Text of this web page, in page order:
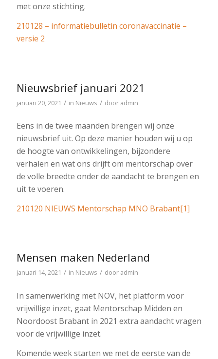
met onze stichting.
210128 – informatiebulletin coronavaccinatie –
versie 2
Nieuwsbrief januari 2021
januari 20, 2021 / in Nieuws / door admin
Eens in de twee maanden brengen wij onze
nieuwsbrief uit. Op deze manier houden wij u op
de hoogte van ontwikkelingen, bijzondere
verhalen en wat ons drijft om mentorschap over
de volle breedte onder de aandacht te brengen en
uit te voeren.
210120 NIEUWS Mentorschap MNO Brabant[1]
Mensen maken Nederland
januari 14, 2021 / in Nieuws / door admin
In samenwerking met NOV, het platform voor
vrijwillige inzet, gaat Mentorschap Midden en
Noordoost Brabant in 2021 extra aandacht vragen
voor de vrijwillige inzet.
Komende week starten we met de eerste van de